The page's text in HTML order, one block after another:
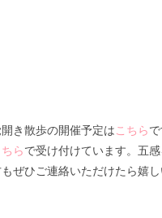
き散歩の開催予定はこちらで
らで受け付けています。五
ぜひご連絡いただけたら嬉し